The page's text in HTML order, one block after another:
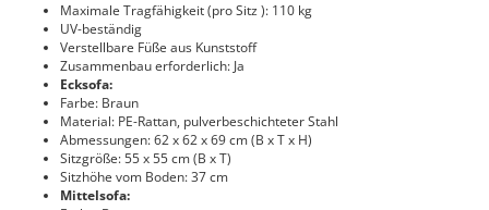
Maximale Tragfähigkeit (pro Sitz ): 110 kg
UV-beständig
Verstellbare Füße aus Kunststoff
Zusammenbau erforderlich: Ja
Ecksofa:
Farbe: Braun
Material: PE-Rattan, pulverbeschichteter Stahl
Abmessungen: 62 x 62 x 69 cm (B x T x H)
Sitzgröße: 55 x 55 cm (B x T)
Sitzhöhe vom Boden: 37 cm
Mittelsofa: